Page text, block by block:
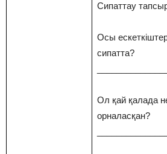
Сипаттау
Осы
сипатта?
Ол қай қалада
орналасқан?